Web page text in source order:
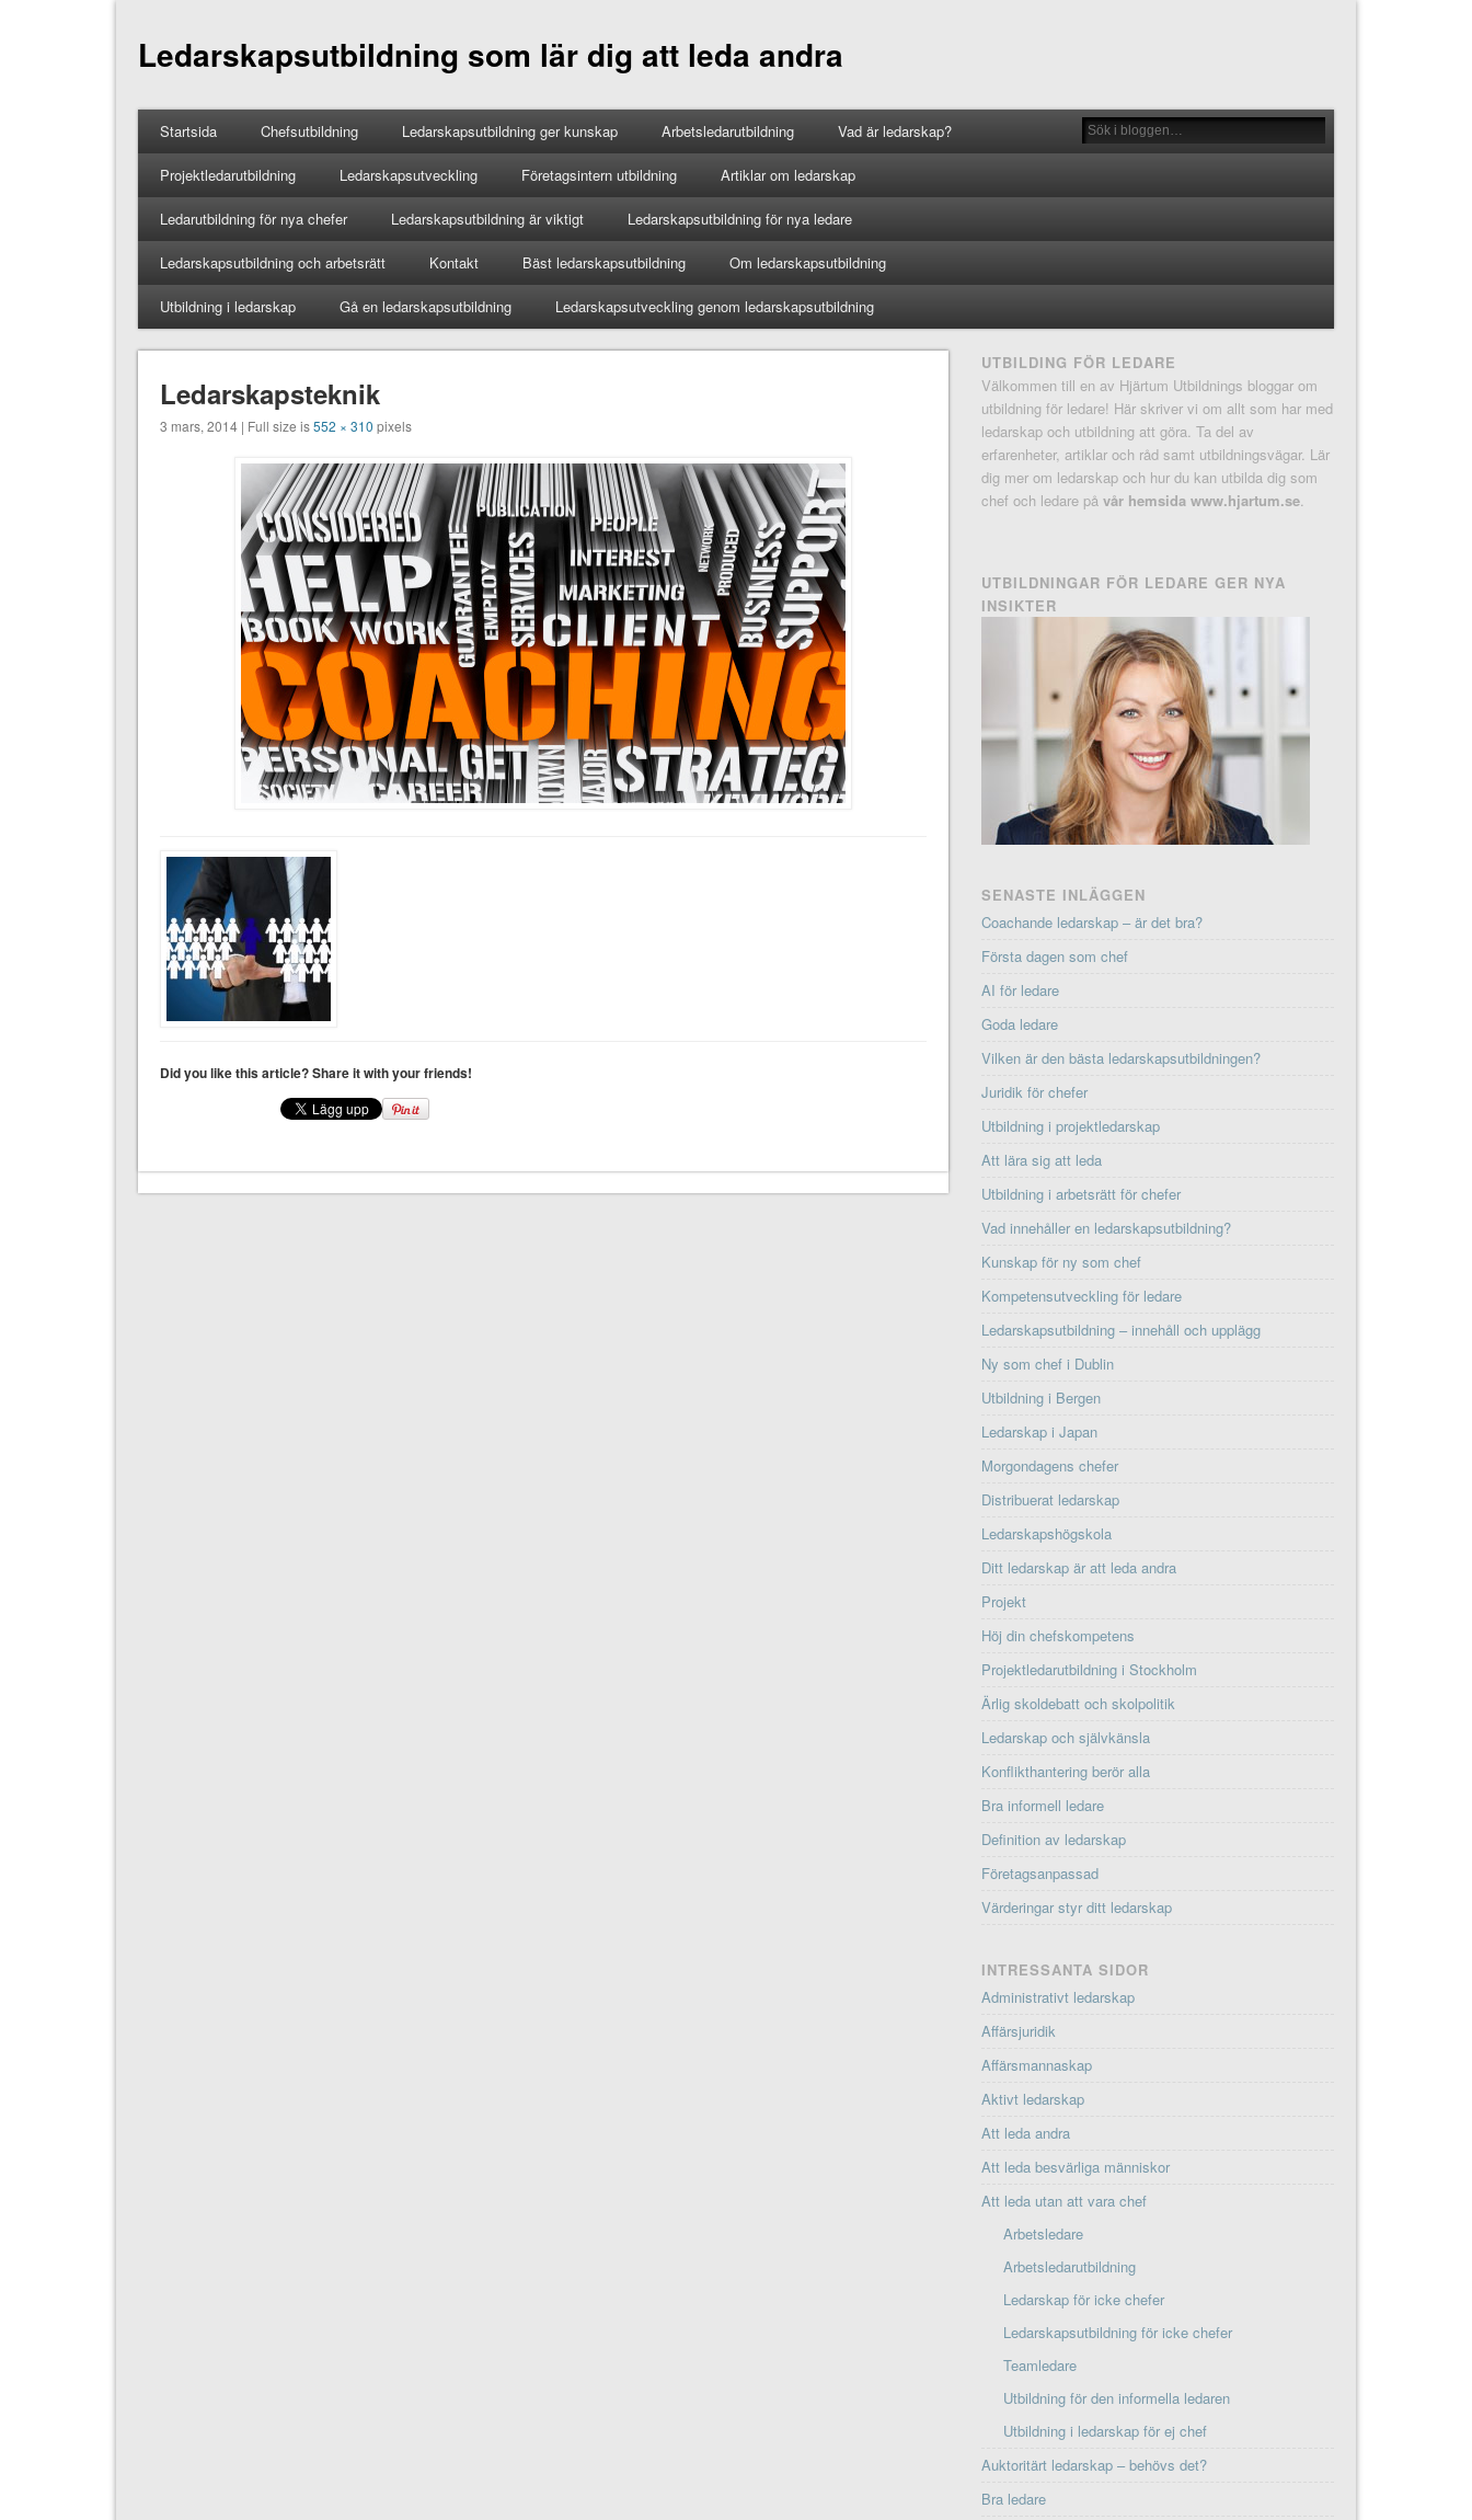
Ledarskapsutbildning som lär dig att leda andra
Startsida Chefsutbildning Ledarskapsutbildning ger kunskap Arbetsledarutbildning Vad är ledarskap?
Projektledarutbildning Ledarskapsutveckling Företagsintern utbildning Artiklar om ledarskap
Ledarutbildning för nya chefer Ledarskapsutbildning är viktigt Ledarskapsutbildning för nya ledare
Ledarskapsutbildning och arbetsrätt Kontakt Bäst ledarskapsutbildning Om ledarskapsutbildning
Utbildning i ledarskap Gå en ledarskapsutbildning Ledarskapsutveckling genom ledarskapsutbildning
Ledarskapsteknik
3 mars, 2014 | Full size is552 × 310 pixels
Did you like this article? Share it with your friends!
UTBILDING FÖR LEDARE
Välkommen till en av Hjärtum Utbildnings bloggar om
utbildning för ledare! Här skriver vi om allt som har med
ledarskap och utbildning att göra. Ta del av
erfarenheter, artiklar och råd samt utbildningsvägar. Lär
dig mer om ledarskap och hur du kan utbilda dig som
chef och ledare påvår hemsida www.hjartum.se.
UTBILDNINGAR FÖR LEDARE GER NYA
INSIKTER
SENASTE INLÄGGEN
Coachande ledarskap – är det bra?
Första dagen som chef
AI för ledare
Goda ledare
Vilken är den bästa ledarskapsutbildningen?
Juridik för chefer
Utbildning i projektledarskap
Att lära sig att leda
Utbildning i arbetsrätt för chefer
Vad innehåller en ledarskapsutbildning?
Kunskap för ny som chef
Kompetensutveckling för ledare
Ledarskapsutbildning – innehåll och upplägg
Ny som chef i Dublin
Utbildning i Bergen
Ledarskap i Japan
Morgondagens chefer
Distribuerat ledarskap
Ledarskapshögskola
Ditt ledarskap är att leda andra
Projekt
Höj din chefskompetens
Projektledarutbildning i Stockholm
Ärlig skoldebatt och skolpolitik
Ledarskap och självkänsla
Konflikthantering berör alla
Bra informell ledare
Definition av ledarskap
Företagsanpassad
Värderingar styr ditt ledarskap
INTRESSANTA SIDOR
Administrativt ledarskap
Affärsjuridik
Affärsmannaskap
Aktivt ledarskap
Att leda andra
Att leda besvärliga människor
Att leda utan att vara chef
Arbetsledare
Arbetsledarutbildning
Ledarskap för icke chefer
Ledarskapsutbildning för icke chefer
Teamledare
Utbildning för den informella ledaren
Utbildning i ledarskap för ej chef
Auktoritärt ledarskap – behövs det?
Bra ledare